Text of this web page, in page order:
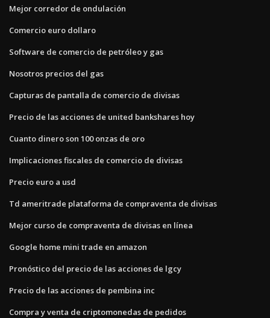
Mejor corredor de ondulación
Comercio euro dollaro
Software de comercio de petróleo y gas
Nosotros precios del gas
Capturas de pantalla de comercio de divisas
Precio de las acciones de united bankshares hoy
Cuanto dinero son 100 onzas de oro
Implicaciones fiscales de comercio de divisas
Precio euro a usd
Td ameritrade plataforma de compraventa de divisas
Mejor curso de compraventa de divisas en línea
Google home mini trade en amazon
Pronóstico del precio de las acciones de lgcy
Precio de las acciones de pembina inc
Compra y venta de criptomonedas de pedidos